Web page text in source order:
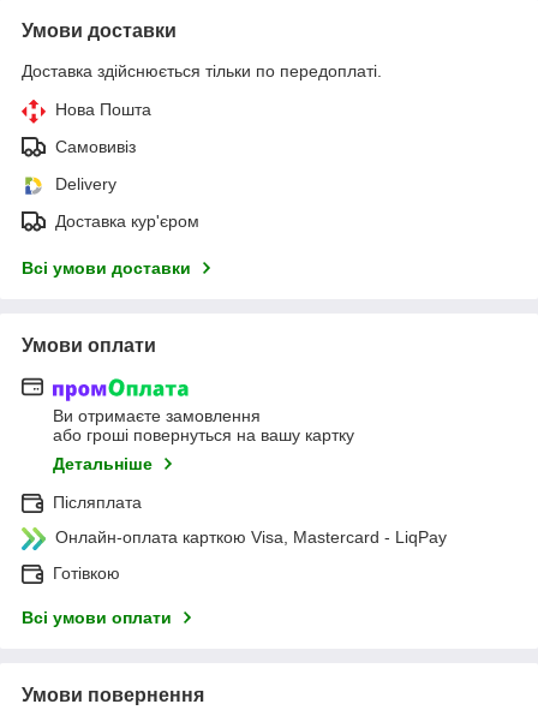
Умови доставки
Доставка здійснюється тільки по передоплаті.
Нова Пошта
Самовивіз
Delivery
Доставка кур'єром
Всі умови доставки
Умови оплати
Ви отримаєте замовлення
або гроші повернуться на вашу картку
Детальніше
Післяплата
Онлайн-оплата карткою Visa, Mastercard - LiqPay
Готівкою
Всі умови оплати
Умови повернення